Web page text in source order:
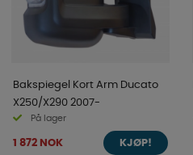
Bakspiegel Kort Arm Ducato
X250/X290 2007-
På lager
1 872 NOK KJØP!